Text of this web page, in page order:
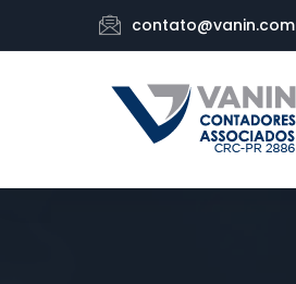
contato@vanin.com